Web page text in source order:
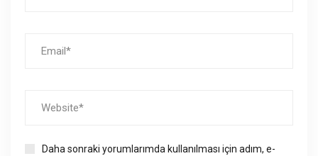
Daha sonraki yorumlarımda kullanılması için adım, e-